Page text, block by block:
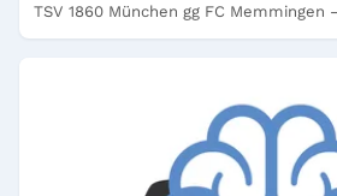
TSV 1860 München gg FC Memmingen